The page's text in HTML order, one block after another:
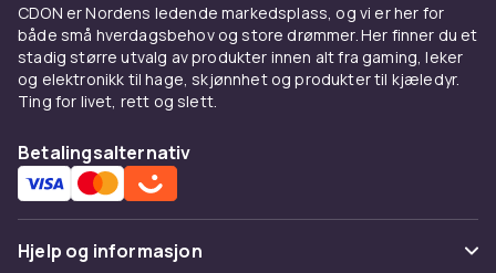
CDON er Nordens ledende markedsplass, og vi er her for
både små hverdagsbehov og store drømmer. Her finner du et
stadig større utvalg av produkter innen alt fra gaming, leker
og elektronikk til hage, skjønnhet og produkter til kjæledyr.
Ting for livet, rett og slett.
Betalingsalternativ
Hjelp og informasjon